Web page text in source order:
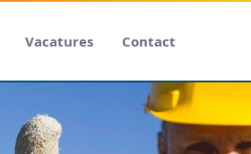
Vacatures Contact